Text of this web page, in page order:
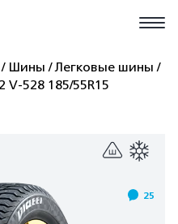
Шины
Легковые шины
V-528 185/55R15
25